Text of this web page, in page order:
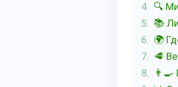
🔍
📚
🌍
🥩